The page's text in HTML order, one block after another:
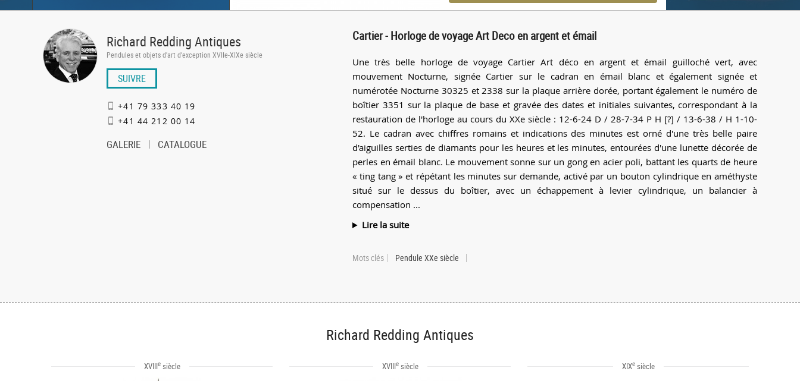
Richard Redding Antiques
Pendules et objets d'art d'exception XVIIe-XIXe siècle
SUIVRE
+41 79 333 40 19
+41 44 212 00 14
GALERIE CATALOGUE
Cartier - Horloge de voyage Art Deco en argent et émail
Une très belle horloge de voyage Cartier Art déco en argent et émail guilloché vert, avec
mouvement Nocturne, signée Cartier sur le cadran en émail blanc et également signée et
numérotée Nocturne 30325 et 2338 sur la plaque arrière dorée, portant également le numéro de
boîtier 3351 sur la plaque de base et gravée des dates et initiales suivantes, correspondant à la
restauration de l'horloge au cours du XXe siècle : 12-6-24 D / 28-7-34 P H [?] / 13-6-38 / H 1-10-
52. Le cadran avec chiffres romains et indications des minutes est orné d'une très belle paire
d'aiguilles serties de diamants pour les heures et les minutes, entourées d'une lunette décorée de
perles en émail blanc. Le mouvement sonne sur un gong en acier poli, battant les quarts de heure
« ting tang » et répétant les minutes sur demande, activé par un bouton cylindrique en améthyste
situé sur le dessus du boîtier, avec un échappement à levier cylindrique, un balancier à
compensation ...
Lire la suite
Mots clés Pendule XXe siècle
Richard Redding Antiques
XVIIIesiècle XVIIIesiècle XIXesiècle